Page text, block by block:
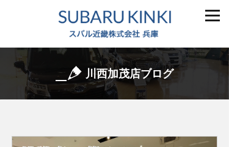
川西加茂店ブログ